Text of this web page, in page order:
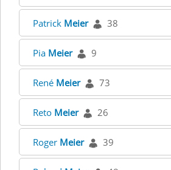
Patrick Meier 38
Pia Meier 9
René Meier 73
Reto Meier 26
Roger Meier 39